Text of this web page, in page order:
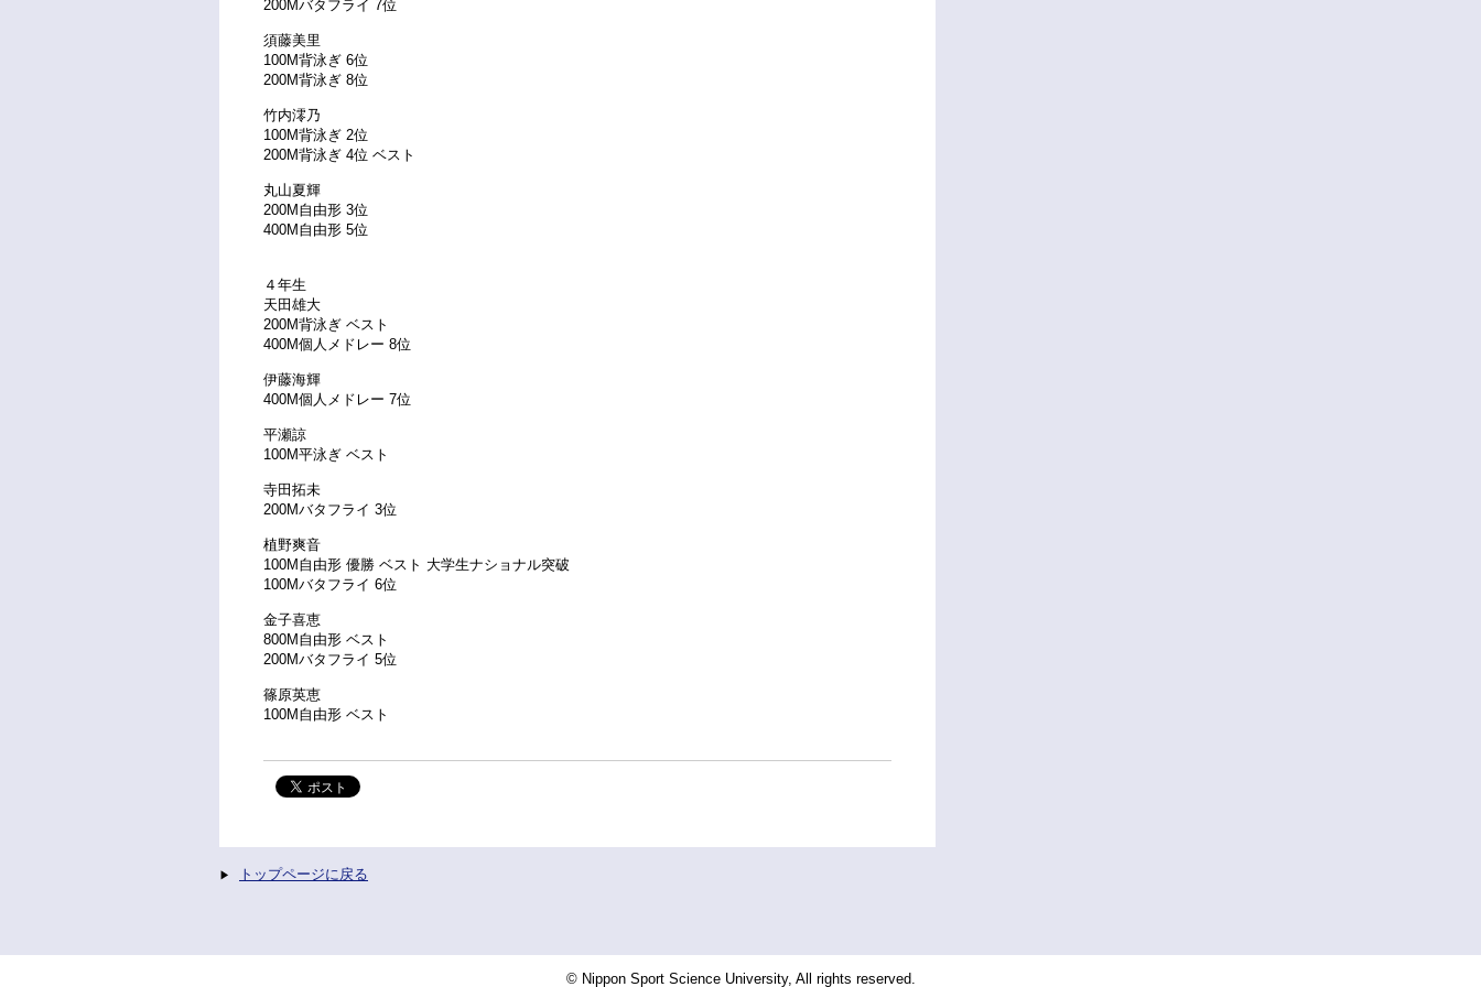
200Mバタフライ 7位
須藤美里
100M背泳ぎ 6位
200M背泳ぎ 8位
竹内澪乃
100M背泳ぎ 2位
200M背泳ぎ 4位 ベスト
丸山夏輝
200M自由形 3位
400M自由形 5位
４年生
天田雄大
200M背泳ぎ ベスト
400M個人メドレー 8位
伊藤海輝
400M個人メドレー 7位
平瀬諒
100M平泳ぎ ベスト
寺田拓未
200Mバタフライ 3位
植野爽音
100M自由形 優勝 ベスト 大学生ナショナル突破
100Mバタフライ 6位
金子喜恵
800M自由形 ベスト
200Mバタフライ 5位
篠原英恵
100M自由形 ベスト
トップページに戻る
© Nippon Sport Science University, All rights reserved.